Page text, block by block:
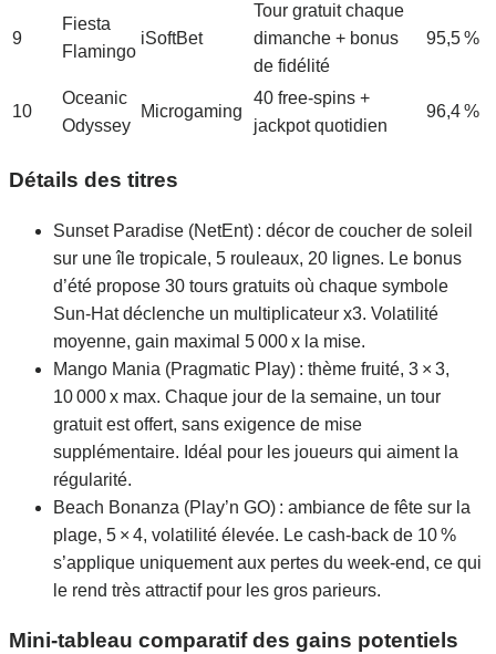
9
Fiesta
Flamingo
iSoftBet
Tour gratuit chaque
dimanche + bonus
de fidélité
95,5 %
10
Oceanic
Odyssey
Microgaming
40 free‑spins +
jackpot quotidien
96,4 %
Détails des titres
Sunset Paradise (NetEnt) : décor de coucher de soleil
sur une île tropicale, 5 rouleaux, 20 lignes. Le bonus
d’été propose 30 tours gratuits où chaque symbole
Sun‑Hat déclenche un multiplicateur x3. Volatilité
moyenne, gain maximal 5 000 x la mise.
Mango Mania (Pragmatic Play) : thème fruité, 3 × 3,
10 000 x max. Chaque jour de la semaine, un tour
gratuit est offert, sans exigence de mise
supplémentaire. Idéal pour les joueurs qui aiment la
régularité.
Beach Bonanza (Play’n GO) : ambiance de fête sur la
plage, 5 × 4, volatilité élevée. Le cash‑back de 10 %
s’applique uniquement aux pertes du week‑end, ce qui
le rend très attractif pour les gros parieurs.
Mini‑tableau comparatif des gains potentiels